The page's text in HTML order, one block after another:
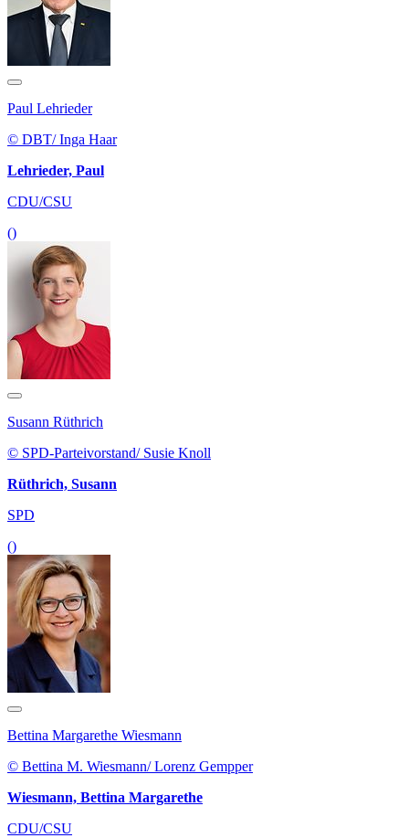
Paul Lehrieder
© DBT/ Inga Haar
Lehrieder, Paul
CDU/CSU
()
Susann Rüthrich
© SPD-Parteivorstand/ Susie Knoll
Rüthrich, Susann
SPD
()
Bettina Margarethe Wiesmann
© Bettina M. Wiesmann/ Lorenz Gempper
Wiesmann, Bettina Margarethe
CDU/CSU